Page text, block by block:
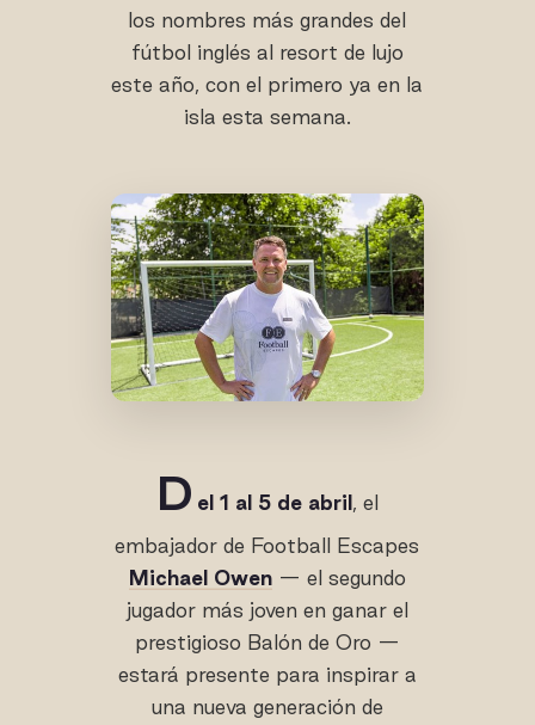
los nombres más grandes del
fútbol inglés al resort de lujo
este año, con el primero ya en la
isla esta semana.
D el 1 al 5 de abril, el
embajador de Football Escapes
Michael Owen— el segundo
jugador más joven en ganar el
prestigioso Balón de Oro —
estará presente para inspirar a
una nueva generación de